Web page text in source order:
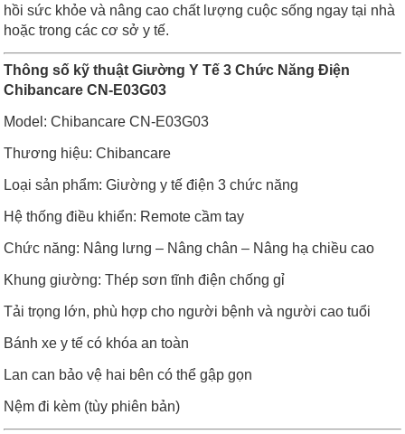
hồi sức khỏe và nâng cao chất lượng cuộc sống ngay tại nhà
hoặc trong các cơ sở y tế.
Thông số kỹ thuật Giường Y Tế 3 Chức Năng Điện
Chibancare CN-E03G03
Model: Chibancare CN-E03G03
Thương hiệu: Chibancare
Loại sản phẩm: Giường y tế điện 3 chức năng
Hệ thống điều khiển: Remote cầm tay
Chức năng: Nâng lưng – Nâng chân – Nâng hạ chiều cao
Khung giường: Thép sơn tĩnh điện chống gỉ
Tải trọng lớn, phù hợp cho người bệnh và người cao tuổi
Bánh xe y tế có khóa an toàn
Lan can bảo vệ hai bên có thể gập gọn
Nệm đi kèm (tùy phiên bản)